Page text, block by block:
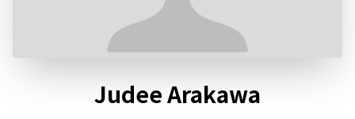
Judee Arakawa